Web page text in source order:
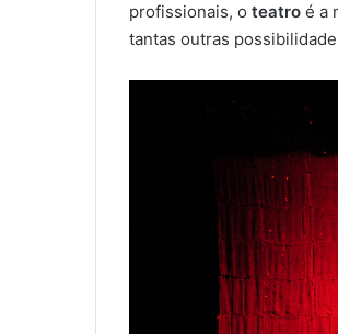
-
m
profissionais, o teatro é a
tantas outras